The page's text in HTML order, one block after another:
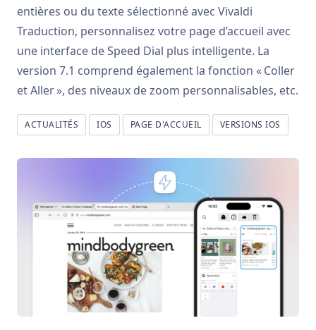
entières ou du texte sélectionné avec Vivaldi
Traduction, personnalisez votre page d’accueil avec
une interface de Speed Dial plus intelligente. La
version 7.1 comprend également la fonction « Coller
et Aller », des niveaux de zoom personnalisables, etc.
ACTUALITÉS IOS PAGE D'ACCUEIL VERSIONS IOS